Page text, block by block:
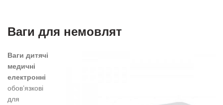
Ваги для немовлят
Ваги дитячі
медичні
електронні
обов’язкові
для